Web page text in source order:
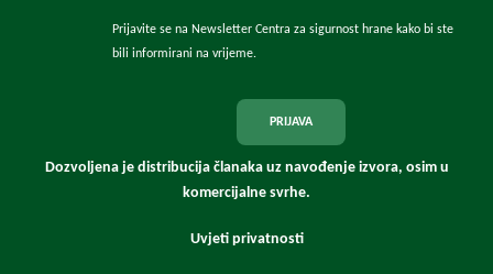
Prijavite se na Newsletter Centra za sigurnost hrane kako bi ste
bili informirani na vrijeme.
PRIJAVA
Dozvoljena je distribucija članaka uz navođenje izvora, osim u
komercijalne svrhe.
Uvjeti privatnosti